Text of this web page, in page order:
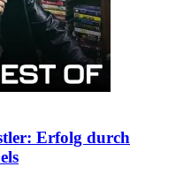
Erfolg durch